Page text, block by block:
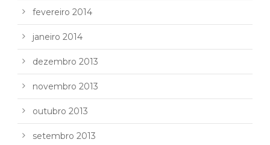
fevereiro 2014
janeiro 2014
dezembro 2013
novembro 2013
outubro 2013
setembro 2013